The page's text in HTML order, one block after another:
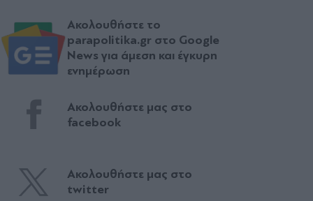
Ακολουθήστε το
parapolitika.gr στο Google
News για άμεση και έγκυρη
ενημέρωση
Ακολουθήστε μας στο
facebook
Ακολουθήστε μας στο
twitter